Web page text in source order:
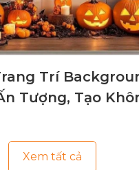
Trí
Tượng, Tạo
Xem tất cả